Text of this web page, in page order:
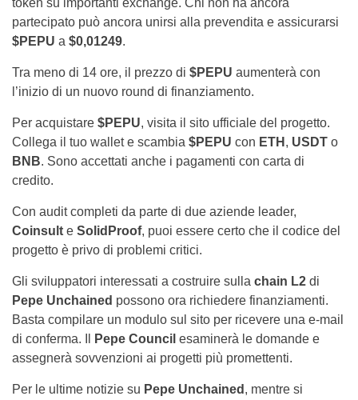
partecipato può ancora unirsi alla prevendita e assicurarsi
$PEPU a $0,01249.
Tra meno di 14 ore, il prezzo di $PEPU aumenterà con
l’inizio di un nuovo round di finanziamento.
Per acquistare $PEPU, visita il sito ufficiale del progetto.
Collega il tuo wallet e scambia $PEPU con ETH , USDT o
BNB. Sono accettati anche i pagamenti con carta di
credito.
Con audit completi da parte di due aziende leader,
Coinsult e SolidProof, puoi essere certo che il codice del
progetto è privo di problemi critici.
Gli sviluppatori interessati a costruire sulla chain L2 di
Pepe Unchained possono ora richiedere finanziamenti.
Basta compilare un modulo sul sito per ricevere una e-mail
di conferma. Il
Pepe Council esaminerà le domande e
assegnerà sovvenzioni ai progetti più promettenti.
Per le ultime notizie su Pepe Unchained , mentre si